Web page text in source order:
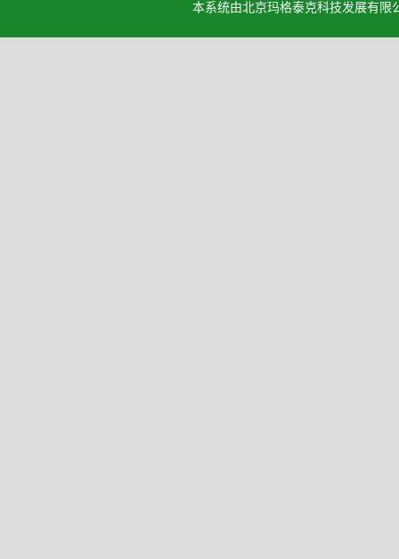
本系统由北京玛格泰克科技发展有